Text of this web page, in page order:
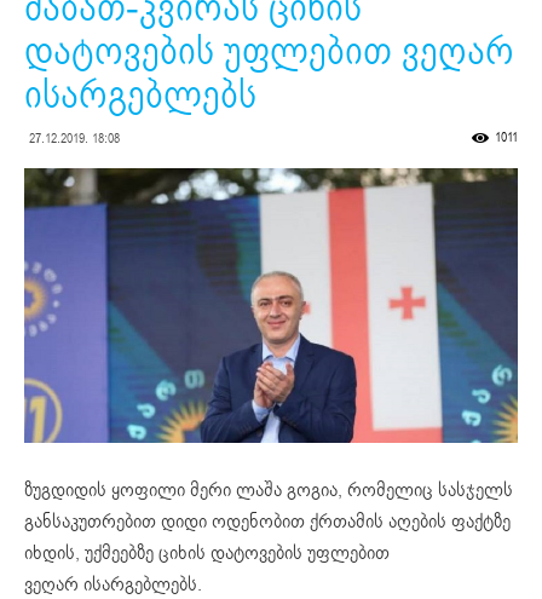
დატოვების უფლებით ვეღარ
ისარგებლებს
27.12.2019. 18:08 1011
ზუგდიდის ყოფილი მერი ლაშა გოგია, რომელიც სასჯელს
განსაკუთრებით დიდი ოდენობით ქრთამის აღების ფაქტზე
იხდის, უქმეებზე ციხის დატოვების უფლებით
ვეღარ ისარგებლებს.